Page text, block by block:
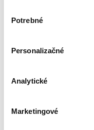
nám pomohlo, keby
súhlasu
Potrebné
Personalizačné
Analytické
Marketingové
Zoradiť
Top hodnotené
Novinky